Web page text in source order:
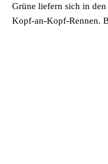
Grüne liefern sich in
Kopf-an-Kopf-Rennen.